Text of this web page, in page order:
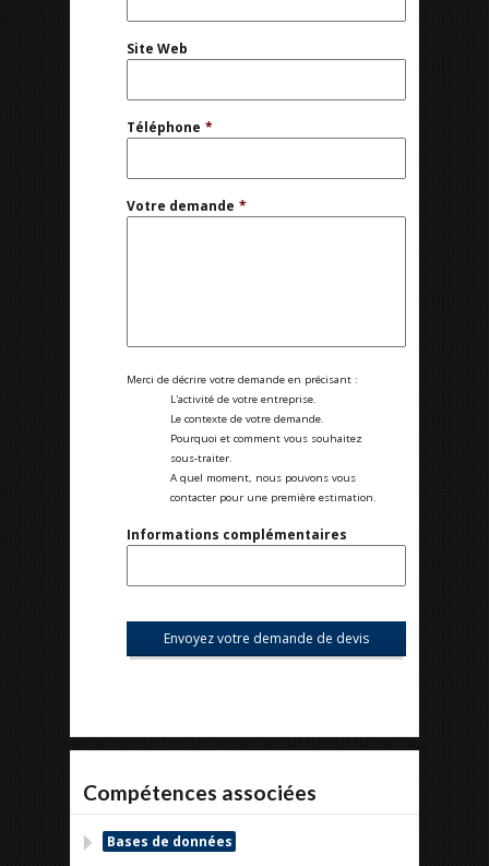
Site Web
Téléphone *
Votre demande *
Merci de décrire votre demande en précisant :
L'activité de votre entreprise.
Le contexte de votre demande.
Pourquoi et comment vous souhaitez
sous-traiter.
A quel moment, nous pouvons vous
contacter pour une première estimation.
Informations complémentaires
Compétences associées
Bases de données